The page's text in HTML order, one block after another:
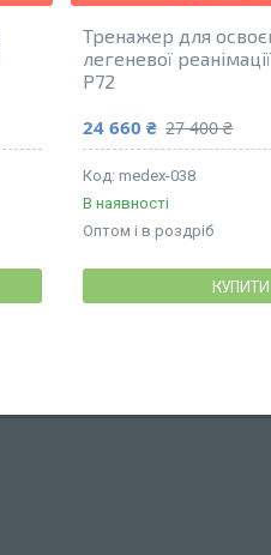
Тренажер для
легеневої
P72
24 660 ₴ 27 400 ₴
medex-038
В наявності
Оптом і в роздріб
КУПИТИ